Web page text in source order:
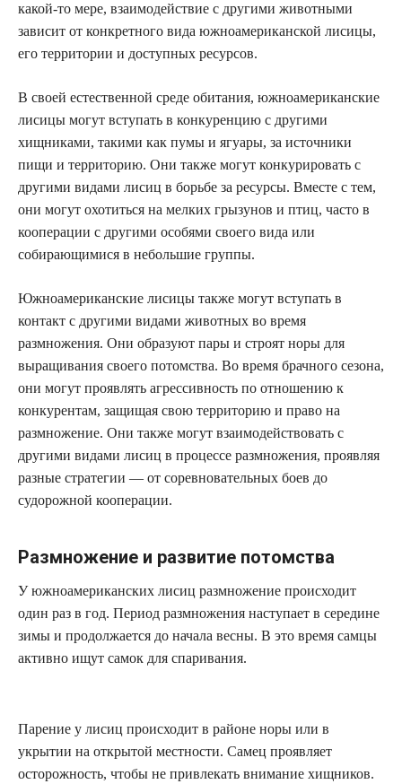
какой-то мере, взаимодействие с другими животными
зависит от конкретного вида южноамериканской лисицы,
его территории и доступных ресурсов.
В своей естественной среде обитания, южноамериканские
лисицы могут вступать в конкуренцию с другими
хищниками, такими как пумы и ягуары, за источники
пищи и территорию. Они также могут конкурировать с
другими видами лисиц в борьбе за ресурсы. Вместе с тем,
они могут охотиться на мелких грызунов и птиц, часто в
кооперации с другими особями своего вида или
собирающимися в небольшие группы.
Южноамериканские лисицы также могут вступать в
контакт с другими видами животных во время
размножения. Они образуют пары и строят норы для
выращивания своего потомства. Во время брачного сезона,
они могут проявлять агрессивность по отношению к
конкурентам, защищая свою территорию и право на
размножение. Они также могут взаимодействовать с
другими видами лисиц в процессе размножения, проявляя
разные стратегии — от соревновательных боев до
судорожной кооперации.
Размножение и развитие потомства
У южноамериканских лисиц размножение происходит
один раз в год. Период размножения наступает в середине
зимы и продолжается до начала весны. В это время самцы
активно ищут самок для спаривания.
Парение у лисиц происходит в районе норы или в
укрытии на открытой местности. Самец проявляет
осторожность, чтобы не привлекать внимание хищников.